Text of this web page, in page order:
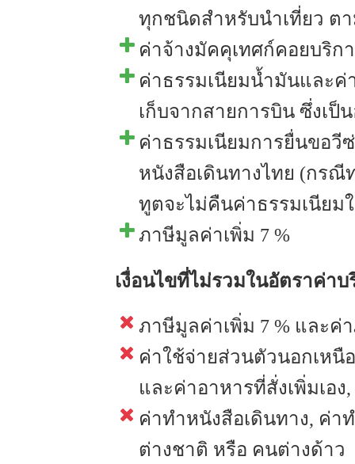
ทุกชนิดสำหรับนำเที่ยว ต
ค่าจ้างมัคคุเทศก์คอยบริก
ค่าธรรมเนียมน้ำมันและค่
เก็บจากสายการบิน ซึ่งเป็
ค่าธรรมเนียมการยื่นขอวี
หนังสือเดินทางไทย (กรณี
ทูตจะไม่คืนค่าธรรมเนียม
ภาษีมูลค่าเพิ่ม 7 %
เงื่อนไขที่ไม่รวมในอัตราค่าบ
ภาษีมูลค่าเพิ่ม 7 % และค่
ค่าใช้จ่ายส่วนตัวนอกเหนื
และค่าอาหารที่สั่งเพิ่มเอ
ค่าทำหนังสือเดินทาง, ค่า
ต่างชาติ หรือ คนต่างด้าว